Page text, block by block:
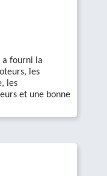
a fourni la
les
les
et une bonne